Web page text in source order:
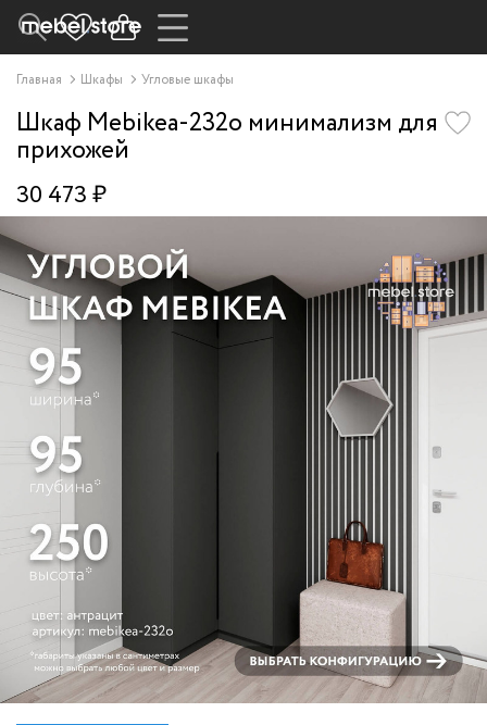
Главная Шкафы Угловые шкафы
Шкаф Mebikea-232o минимализм для
прихожей
30 473 ₽